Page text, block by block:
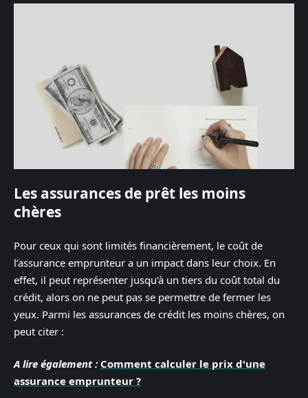
Les assurances de prêt les moins
chères
Pour ceux qui sont limités financièrement, le coût de
l’assurance emprunteur a un impact dans leur choix. En
effet, il peut représenter jusqu’à un tiers du coût total du
crédit, alors on ne peut pas se permettre de fermer les
yeux. Parmi les assurances de crédit les moins chères, on
peut citer :
A lire également : Comment calculer le prix d'une
assurance emprunteur ?